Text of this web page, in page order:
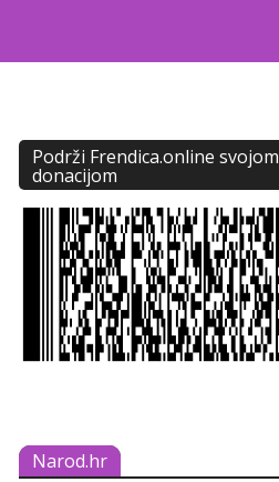
Podrži Frendica.online svojom
donacijom
Narod.hr